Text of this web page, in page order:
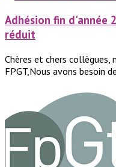
Adhésion fin d'année
réduit
Chères et chers
FPGT,Nous avons besoin